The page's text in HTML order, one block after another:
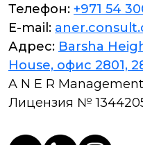
Телефон: +971 54
E-mail:
Адрес: Barsha
House, офис 2801,
A N E R
Лицензия №